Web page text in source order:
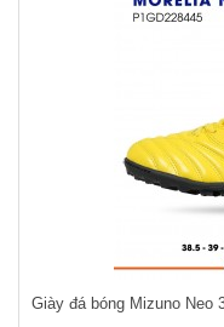
Giày đá bóng Mizuno Neo